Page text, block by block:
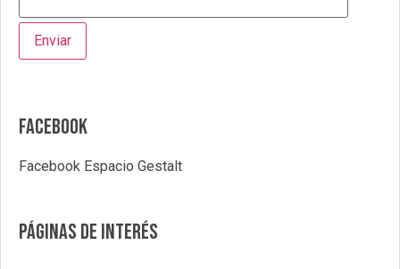
Facebook
Facebook Espacio Gestalt
Páginas de interés